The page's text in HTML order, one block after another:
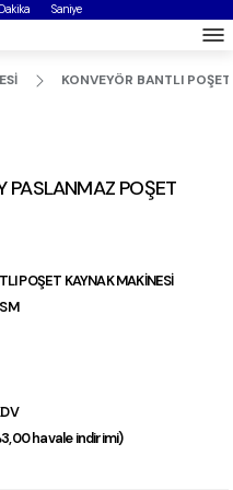
Dakika Saniye
KONVEYÖR BANTLI
PASLANMAZ POŞET
POŞET KAYNAK MAKİNESİ
havale indirimi)